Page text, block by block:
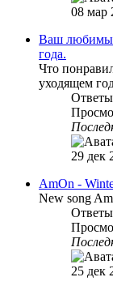
08 мар
Ваш
года.
Что
уходящем
29 дек
AmOn -
New song
25 дек